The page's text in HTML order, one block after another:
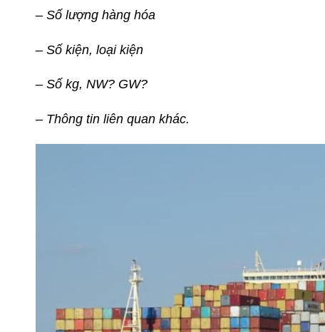
– Số lượng hàng hóa
– Số kiện, loại kiện
– Số kg, NW? GW?
– Thông tin liên quan khác.